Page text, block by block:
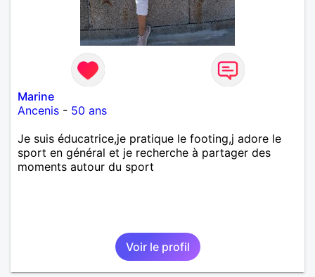
Marine
Ancenis - 50 ans
Je suis éducatrice,je pratique le footing,j adore le
sport en général et je recherche à partager des
moments autour du sport
Voir le profil